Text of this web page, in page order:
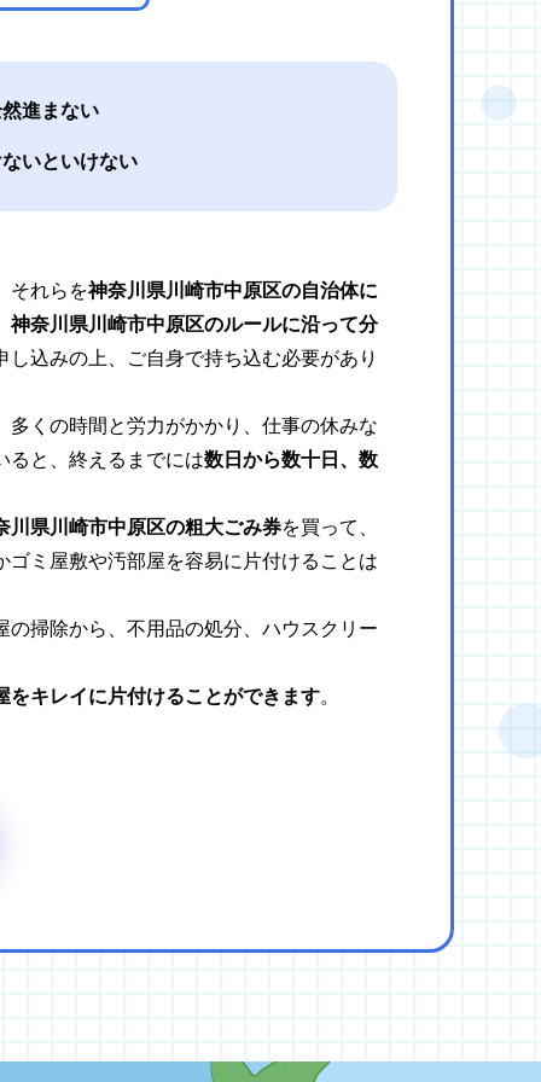
進まない
いといけない
それらを神奈川県川崎市中原区の自治体に
神奈川県川崎市中原区のルールに沿って分
込みの上、ご自身で持ち込む必要があり
くの時間と労力がかかり、仕事の休みな
ると、終えるまでには数日から数十日、数
川県川崎市中原区の粗大ごみ券を買って、
ミ屋敷や汚部屋を容易に片付けることは
掃除から、不用品の処分、ハウスクリー
をキレイに片付けることができます。